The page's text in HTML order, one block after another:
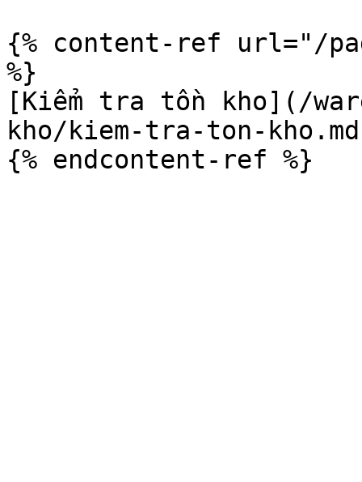
{% content-ref url="/
%}
[Kiểm tra tồn kho](/
kho/kiem-tra-ton-